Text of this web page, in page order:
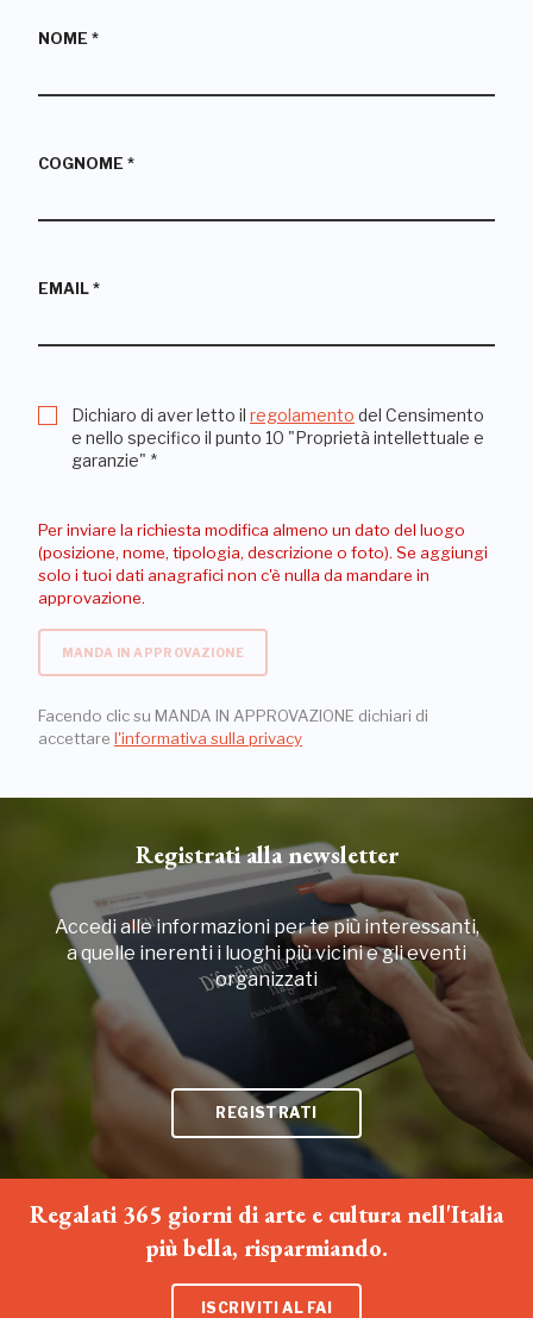
NOME *
COGNOME *
EMAIL *
Dichiaro di aver letto il regolamento del Censimento
e nello specifico il punto 10 "Proprietà intellettuale e
garanzie" *
Per inviare la richiesta modifica almeno un dato del luogo
(posizione, nome, tipologia, descrizione o foto). Se aggiungi
solo i tuoi dati anagrafici non c'è nulla da mandare in
approvazione.
MANDA IN APPROVAZIONE
Facendo clic su MANDA IN APPROVAZIONE dichiari di
accettare l'informativa sulla privacy
Registrati alla newsletter
Accedi alle informazioni per te più interessanti,
a quelle inerenti i luoghi più vicini e gli eventi
organizzati
REGISTRATI
Regalati 365 giorni di arte e cultura nell'Italia
più bella, risparmiando.
ISCRIVITI AL FAI